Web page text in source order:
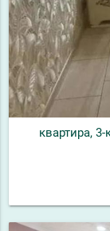
квартира,